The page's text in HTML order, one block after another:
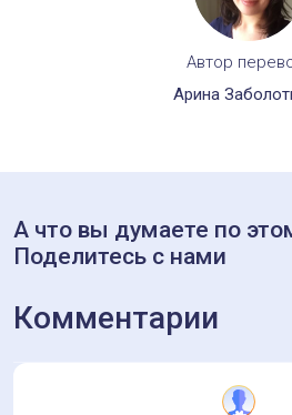
Автор
Арина
А что вы думаете по
Поделитесь с нами
Комментарии